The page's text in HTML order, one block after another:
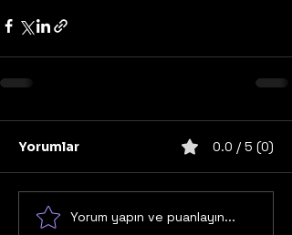
Yorumlar 0.0 / 5 (0)
Yorum yapın ve puanlayın...